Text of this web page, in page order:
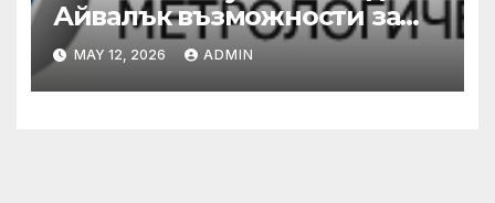
Айвалък възможности за
сътрудничество с турската
община
MAY 12, 2026 ADMIN